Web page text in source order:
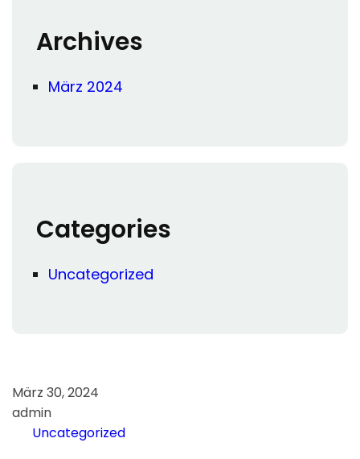
Archives
März 2024
Categories
Uncategorized
März 30, 2024
admin
Uncategorized